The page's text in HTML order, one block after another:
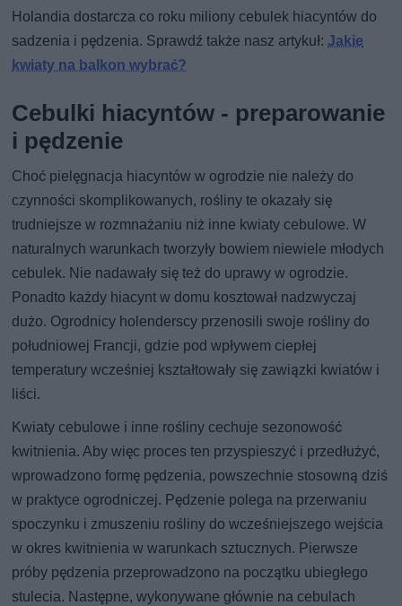
Holandia dostarcza co roku miliony cebulek hiacyntów do
sadzenia i pędzenia. Sprawdź także nasz artykuł:Jakie
kwiaty na balkon wybrać?
Cebulki hiacyntów - preparowanie
i pędzenie
Choć pielęgnacja hiacyntów w ogrodzie nie należy do
czynności skomplikowanych, rośliny te okazały się
trudniejsze w rozmnażaniu niż inne kwiaty cebulowe. W
naturalnych warunkach tworzyły bowiem niewiele młodych
cebulek. Nie nadawały się też do uprawy w ogrodzie.
Ponadto każdy hiacynt w domu kosztował nadzwyczaj
dużo. Ogrodnicy holenderscy przenosili swoje rośliny do
południowej Francji, gdzie pod wpływem ciepłej
temperatury wcześniej kształtowały się zawiązki kwiatów i
liści.
Kwiaty cebulowe i inne rośliny cechuje sezonowość
kwitnienia. Aby więc proces ten przyspieszyć i przedłużyć,
wprowadzono formę pędzenia, powszechnie stosowną dziś
w praktyce ogrodniczej. Pędzenie polega na przerwaniu
spoczynku i zmuszeniu rośliny do wcześniejszego wejścia
w okres kwitnienia w warunkach sztucznych. Pierwsze
próby pędzenia przeprowadzono na początku ubiegłego
stulecia. Następne, wykonywane głównie na cebulach